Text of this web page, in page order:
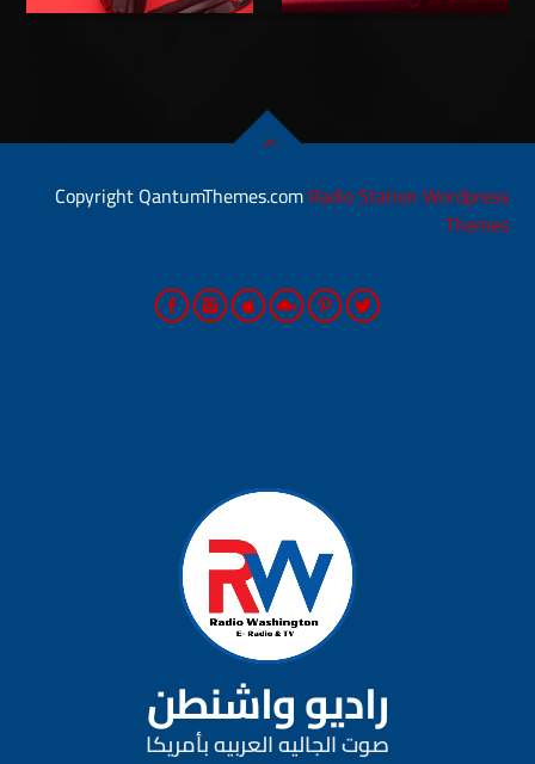
يمكنك الآن تحميل التطبيق